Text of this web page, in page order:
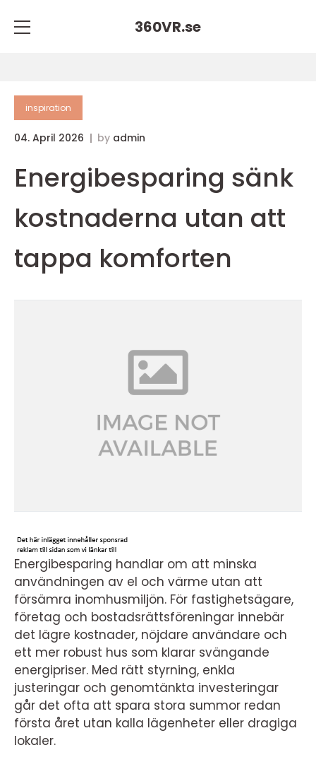
360VR.se
inspiration
04. April 2026 by admin
Energibesparing sänk
kostnaderna utan att
tappa komforten
Energibesparing handlar om att minska
användningen av el och värme utan att
försämra inomhusmiljön. För fastighetsägare,
företag och bostadsrättsföreningar innebär
det lägre kostnader, nöjdare användare och
ett mer robust hus som klarar svängande
energipriser. Med rätt styrning, enkla
justeringar och genomtänkta investeringar
går det ofta att spara stora summor redan
första året utan kalla lägenheter eller dragiga
lokaler.